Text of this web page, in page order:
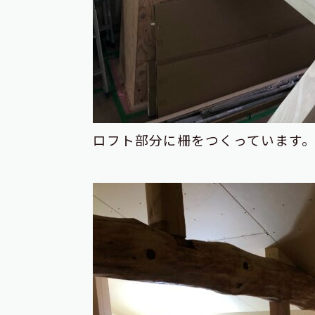
ロフト部分に柵をつくっています。